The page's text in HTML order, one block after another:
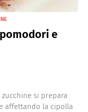
e
si prepara
affettando la cipolla